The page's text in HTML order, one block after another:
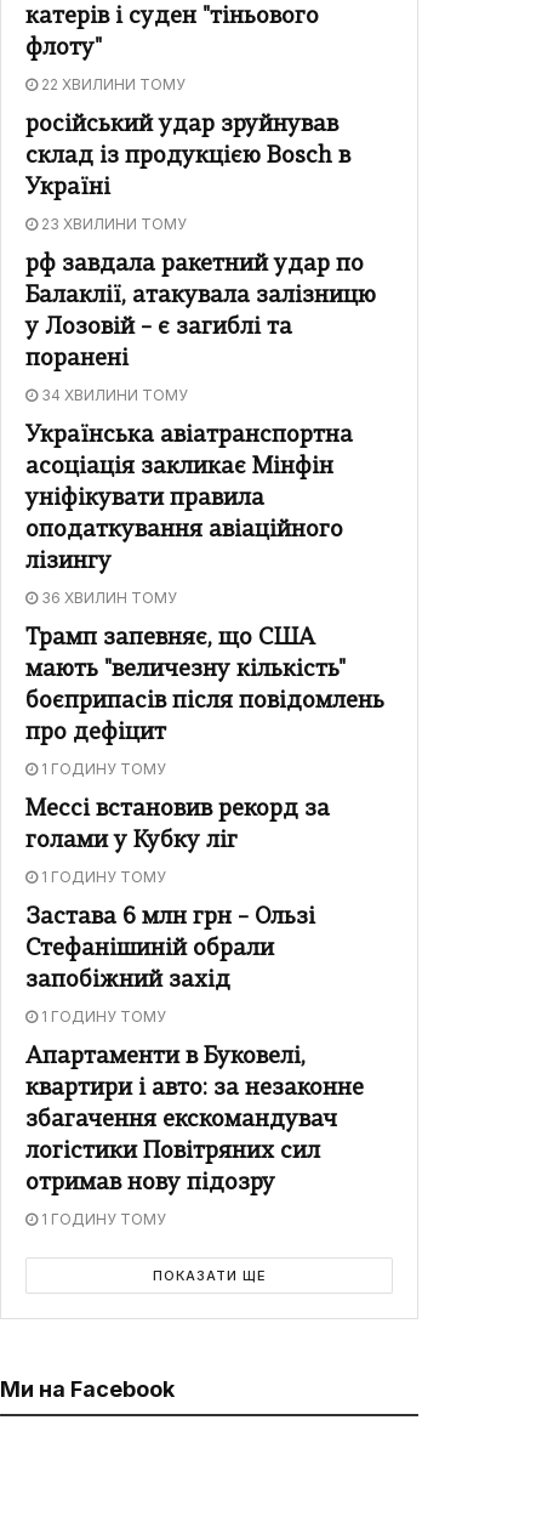
катерів і суден "тіньового
флоту"
22 ХВИЛИНИ ТОМУ
російський удар зруйнував
склад із продукцією Bosch в
Україні
23 ХВИЛИНИ ТОМУ
рф завдала ракетний удар по
Балаклії, атакувала залізницю
у Лозовій – є загиблі та
поранені
34 ХВИЛИНИ ТОМУ
Українська авіатранспортна
асоціація закликає Мінфін
уніфікувати правила
оподаткування авіаційного
лізингу
36 ХВИЛИН ТОМУ
Трамп запевняє, що США
мають "величезну кількість"
боєприпасів після повідомлень
про дефіцит
1 ГОДИНУ ТОМУ
Мессі встановив рекорд за
голами у Кубку ліг
1 ГОДИНУ ТОМУ
Застава 6 млн грн – Ользі
Стефанішиній обрали
запобіжний захід
1 ГОДИНУ ТОМУ
Апартаменти в Буковелі,
квартири і авто: за незаконне
збагачення екскомандувач
логістики Повітряних сил
отримав нову підозру
1 ГОДИНУ ТОМУ
ПОКАЗАТИ ЩЕ
Ми на Facebook